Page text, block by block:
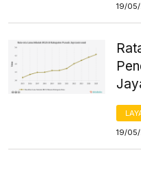
19/
19/